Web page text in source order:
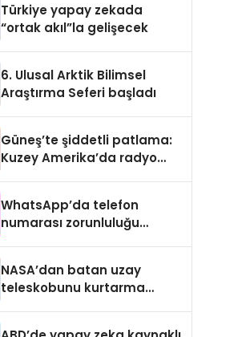
Türkiye yapay zekada
“ortak akıl”la gelişecek
6. Ulusal Arktik Bilimsel
Araştırma Seferi başladı
Güneş’te şiddetli patlama:
Kuzey Amerika’da radyo
WhatsApp’da telefon
numarası zorunluluğu
NASA’dan batan uzay
teleskobunu kurtarma